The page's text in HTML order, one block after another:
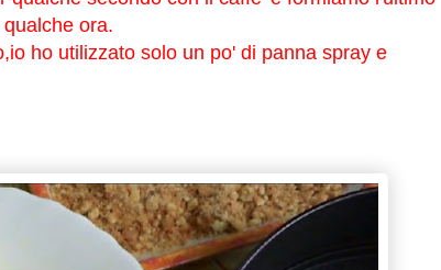
ora.
ho utilizzato solo un po' di panna spray e